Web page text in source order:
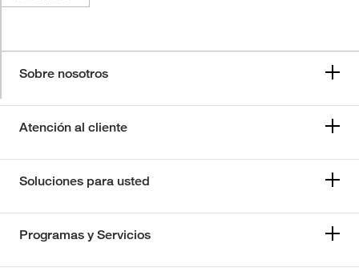
Sobre nosotros
Atención al cliente
Soluciones para usted
Programas y Servicios